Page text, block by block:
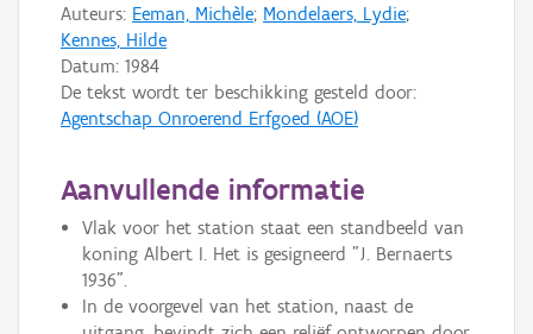
Auteurs: Eeman, Michèle; Mondelaers, Lydie;
Kennes, Hilde
Datum: 1984
De tekst wordt ter beschikking gesteld door:
Agentschap Onroerend Erfgoed (AOE)
Aanvullende informatie
Vlak voor het station staat een standbeeld van
koning Albert I. Het is gesigneerd "J. Bernaerts
1936".
In de voorgevel van het station, naast de